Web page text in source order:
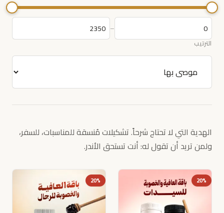
–
الترتيب
الهدية التي لا تحتاج شرحاً. تشكيلات مُنسقة للمناسبات، للسفر،
ولمن تريد أن تقول له: أنت تستحق الأندر.
20%
20%